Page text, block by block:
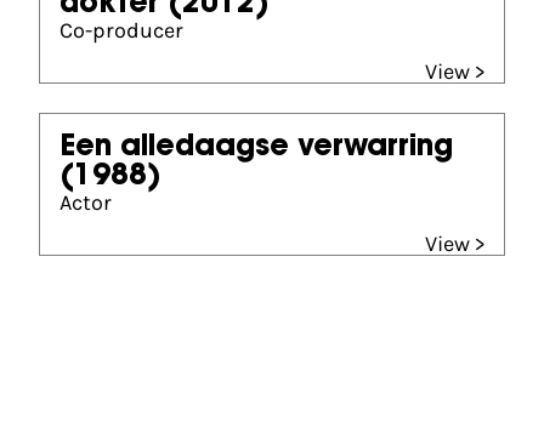
Co-producer
View >
Een alledaagse verwarring
(1988)
Actor
View >